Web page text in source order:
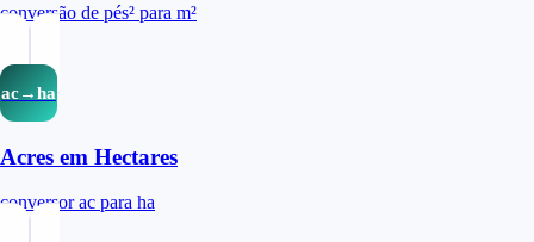
conversão de pés² para m²
ac→ha
Acres em Hectares
conversor ac para ha